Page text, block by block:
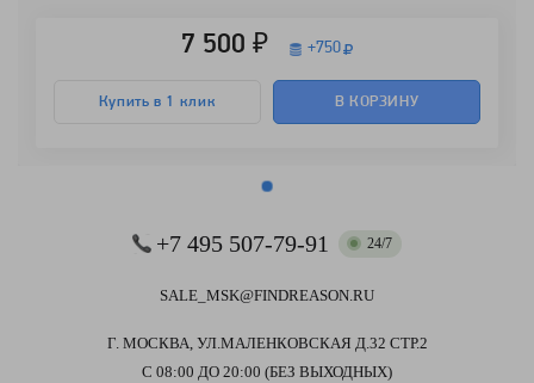
7 500 ₽ +750
Купить в 1 клик В КОРЗИНУ
+7 495 507-79-91 24/7
SALE_MSK@FINDREASON.RU
Г. МОСКВА, УЛ.МАЛЕНКОВСКАЯ Д.32 СТР.2
С 08:00 ДО 20:00 (БЕЗ ВЫХОДНЫХ)